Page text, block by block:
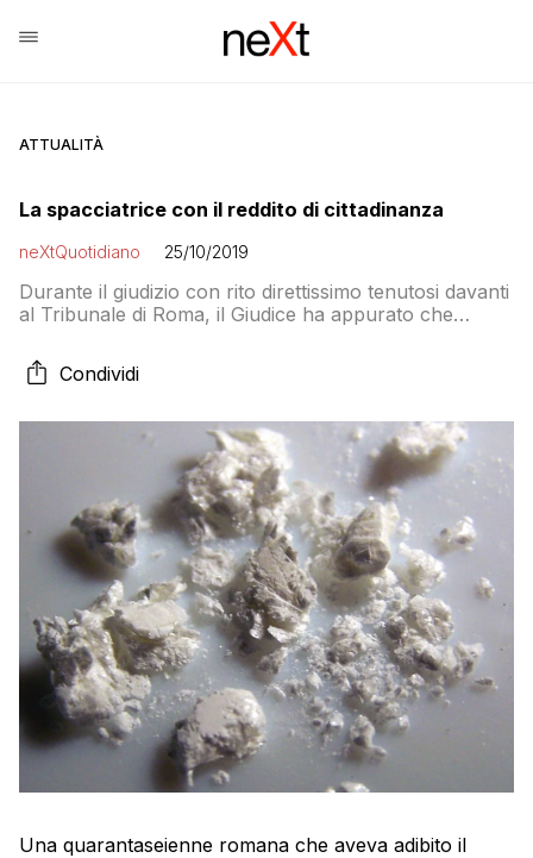
ATTUALITÀ
La spacciatrice con il reddito di cittadinanza
neXtQuotidiano 25/10/2019
Durante il giudizio con rito direttissimo tenutosi davanti
al Tribunale di Roma, il Giudice ha appurato che
ha disposto la sospensione, oltre alla condanna per il
reato di spaccio di sostanze stupefacenti
Condividi
Una quarantaseienne romana che aveva adibito il